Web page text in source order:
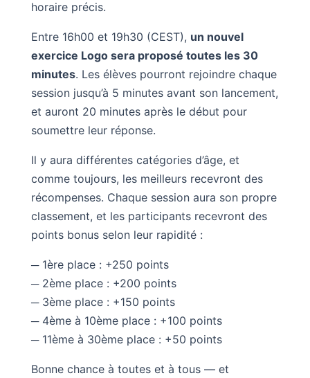
horaire précis.
Entre 16h00 et 19h30 (CEST), un nouvel
exercice Logo sera proposé toutes les 30
minutes. Les élèves pourront rejoindre chaque
session jusqu’à 5 minutes avant son lancement,
et auront 20 minutes après le début pour
soumettre leur réponse.
Il y aura différentes catégories d’âge, et
comme toujours, les meilleurs recevront des
récompenses. Chaque session aura son propre
classement, et les participants recevront des
points bonus selon leur rapidité :
─ 1ère place : +250 points
─ 2ème place : +200 points
─ 3ème place : +150 points
─ 4ème à 10ème place : +100 points
─ 11ème à 30ème place : +50 points
Bonne chance à toutes et à tous — et